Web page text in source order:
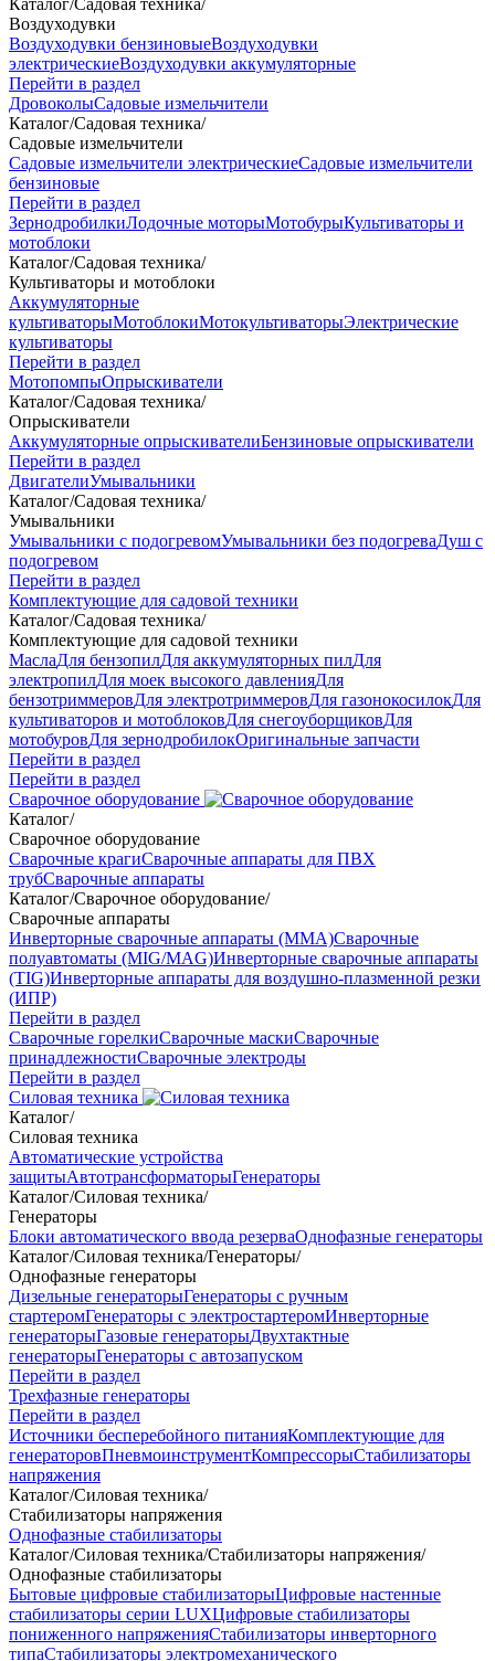
Каталог/Садовая техника/
Воздуходувки
Воздуходувки бензиновыеВоздуходувки
электрическиеВоздуходувки аккумуляторные
Перейти в раздел
ДровоколыСадовые измельчители
Каталог/Садовая техника/
Садовые измельчители
Садовые измельчители электрическиеСадовые измельчители
бензиновые
Перейти в раздел
ЗернодробилкиЛодочные моторыМотобурыКультиваторы и
мотоблоки
Каталог/Садовая техника/
Культиваторы и мотоблоки
Аккумуляторные
культиваторыМотоблокиМотокультиваторыЭлектрические
культиваторы
Перейти в раздел
МотопомпыОпрыскиватели
Каталог/Садовая техника/
Опрыскиватели
Аккумуляторные опрыскивателиБензиновые опрыскиватели
Перейти в раздел
ДвигателиУмывальники
Каталог/Садовая техника/
Умывальники
Умывальники с подогревомУмывальники без подогреваДуш с
подогревом
Перейти в раздел
Комплектующие для садовой техники
Каталог/Садовая техника/
Комплектующие для садовой техники
МаслаДля бензопилДля аккумуляторных пилДля
электропилДля моек высокого давленияДля
бензотриммеровДля электротриммеровДля газонокосилокДля
культиваторов и мотоблоковДля снегоуборщиковДля
мотобуровДля зернодробилокОригинальные запчасти
Перейти в раздел
Перейти в раздел
Сварочное оборудование
Каталог/
Сварочное оборудование
Сварочные крагиСварочные аппараты для ПВХ
трубСварочные аппараты
Каталог/Сварочное оборудование/
Сварочные аппараты
Инверторные сварочные аппараты (ММА)Сварочные
полуавтоматы (MIG/MAG)Инверторные сварочные аппараты
(TIG)Инверторные аппараты для воздушно-плазменной резки
(ИПР)
Перейти в раздел
Сварочные горелкиСварочные маскиСварочные
принадлежностиСварочные электроды
Перейти в раздел
Силовая техника
Каталог/
Силовая техника
Автоматические устройства
защитыАвтотрансформаторыГенераторы
Каталог/Силовая техника/
Генераторы
Блоки автоматического ввода резерваОднофазные генераторы
Каталог/Силовая техника/Генераторы/
Однофазные генераторы
Дизельные генераторыГенераторы с ручным
стартеромГенераторы с электростартеромИнверторные
генераторыГазовые генераторыДвухтактные
генераторыГенераторы с автозапуском
Перейти в раздел
Трехфазные генераторы
Перейти в раздел
Источники бесперебойного питанияКомплектующие для
генераторовПневмоинструментКомпрессорыСтабилизаторы
напряжения
Каталог/Силовая техника/
Стабилизаторы напряжения
Однофазные стабилизаторы
Каталог/Силовая техника/Стабилизаторы напряжения/
Однофазные стабилизаторы
Бытовые цифровые стабилизаторыЦифровые настенные
стабилизаторы серии LUXЦифровые стабилизаторы
пониженного напряженияСтабилизаторы инверторного
типаСтабилизаторы электромеханического